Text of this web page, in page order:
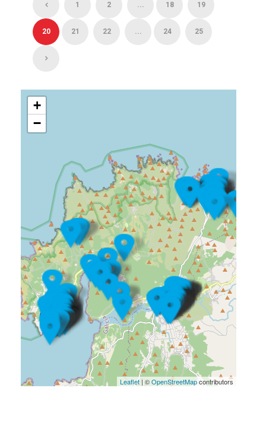
1 2 ... 18 19
20 21 22 ... 24 25
+
−
Leaflet| ©OpenStreetMapcontributors